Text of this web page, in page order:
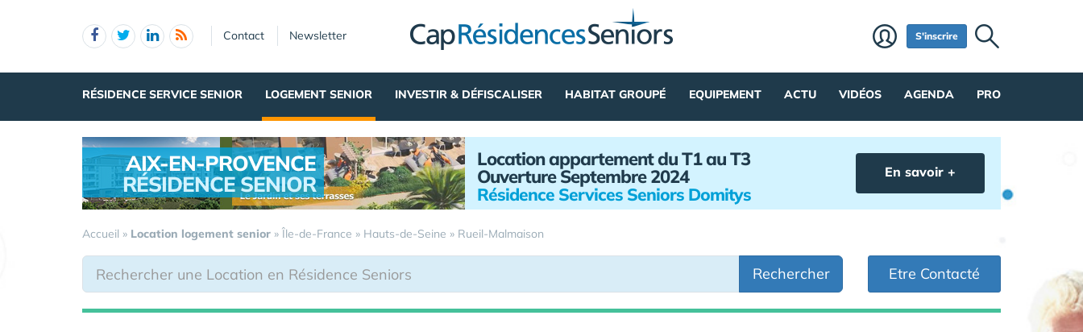
Contact Newsletter S'inscrire
RÉSIDENCE SERVICE SENIOR LOGEMENT SENIOR INVESTIR & DÉFISCALISER HABITAT GROUPÉ EQUIPEMENT ACTU VIDÉOS AGENDA PRO
AIX-EN-PROVENCE
RÉSIDENCE SENIOR
Location appartement du T1 au T3
Ouverture Septembre 2024
Résidence Services Seniors Domitys
En savoir +
Accueil » Location logement senior » Île-de-France » Hauts-de-Seine » Rueil-Malmaison
Rechercher Etre Contacté